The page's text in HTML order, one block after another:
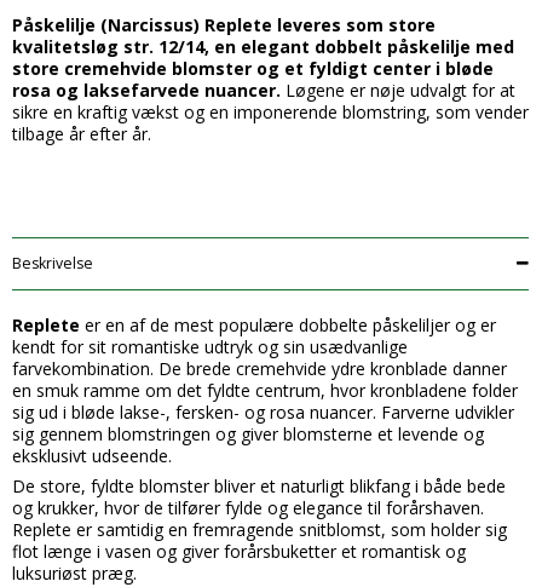
Påskelilje (Narcissus) Replete leveres som store
kvalitetsløg str. 12/14, en elegant dobbelt påskelilje med
store cremehvide blomster og et fyldigt center i bløde
rosa og laksefarvede nuancer. Løgene er nøje udvalgt for at
sikre en kraftig vækst og en imponerende blomstring, som vender
tilbage år efter år.
Beskrivelse
Replete er en af de mest populære dobbelte påskeliljer og er
kendt for sit romantiske udtryk og sin usædvanlige
farvekombination. De brede cremehvide ydre kronblade danner
en smuk ramme om det fyldte centrum, hvor kronbladene folder
sig ud i bløde lakse-, fersken- og rosa nuancer. Farverne udvikler
sig gennem blomstringen og giver blomsterne et levende og
eksklusivt udseende.
De store, fyldte blomster bliver et naturligt blikfang i både bede
og krukker, hvor de tilfører fylde og elegance til forårshaven.
Replete er samtidig en fremragende snitblomst, som holder sig
flot længe i vasen og giver forårsbuketter et romantisk og
luksuriøst præg.